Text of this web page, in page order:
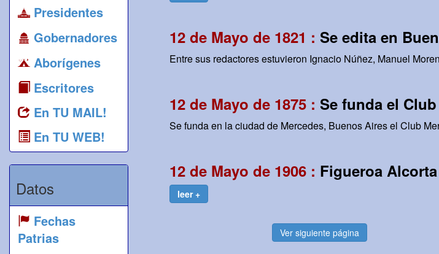
Presidentes
Gobernadores
Aborígenes
Escritores
En TU MAIL!
En TU WEB!
Datos
Fechas
Patrias
12 de Mayo de 1821 : Se edita en
Entre sus redactores estuvieron Ignacio Núñez, Manuel
12 de Mayo de 1875 : Se funda el
Se funda en la ciudad de Mercedes, Buenos Aires el Club
12 de Mayo de 1906 : Figueroa
leer +
Ver siguiente página